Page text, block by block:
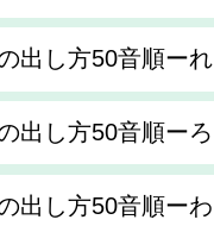
出し方50音順ーれ
出し方50音順ーろ
出し方50音順ーわ